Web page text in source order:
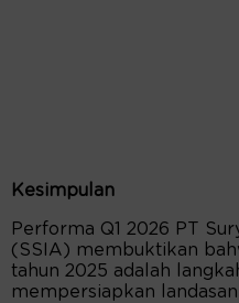
Kesimpulan
Performa Q1 2026 PT
(SSIA) membuktikan
tahun 2025 adalah
mempersiapkan